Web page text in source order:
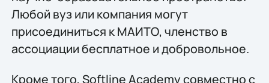
Любой вуз или компания могут
присоединиться к МАИТО, членство в
ассоциации бесплатное и добровольное.
Кроме того, Softline Academy совместно с